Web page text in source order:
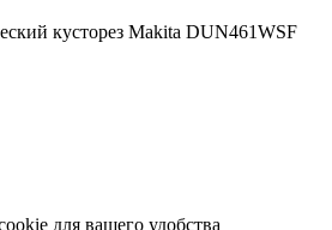
кусторез Makita DUN461WSF
для вашего удобства